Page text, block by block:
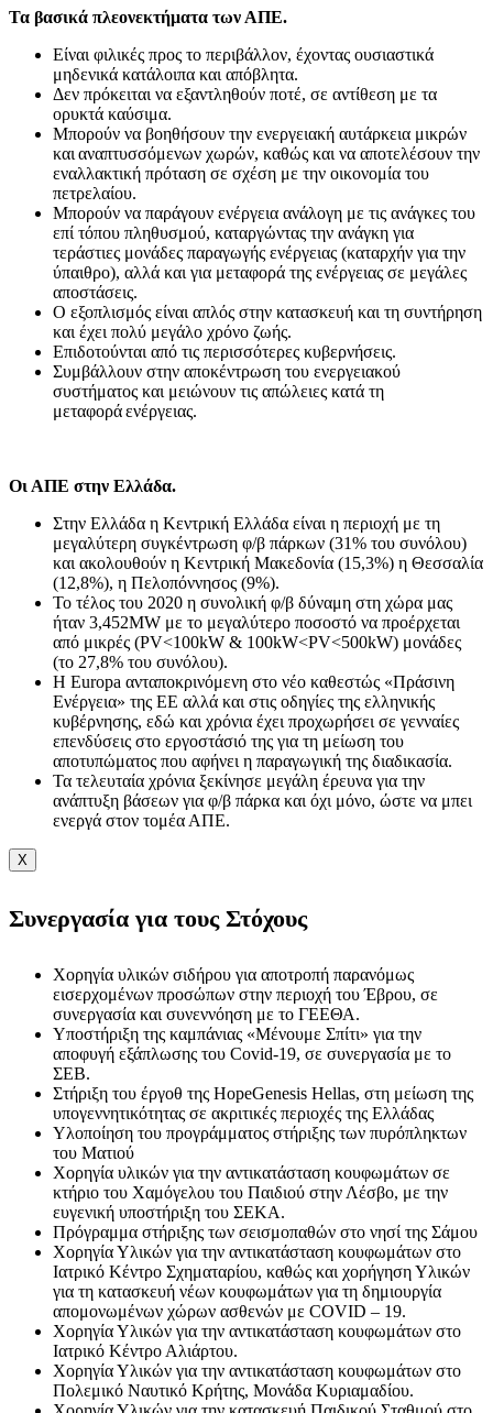
Τα βασικά πλεονεκτήματα των ΑΠΕ.
Είναι φιλικές προς το περιβάλλον, έχοντας ουσιαστικά
μηδενικά κατάλοιπα και απόβλητα.
Δεν πρόκειται να εξαντληθούν ποτέ, σε αντίθεση με τα
ορυκτά καύσιμα.
Μπορούν να βοηθήσουν την ενεργειακή αυτάρκεια μικρών
και αναπτυσσόμενων χωρών, καθώς και να αποτελέσουν την
εναλλακτική πρόταση σε σχέση με την οικονομία του
πετρελαίου.
Mπορούν να παράγουν ενέργεια ανάλογη με τις ανάγκες του
επί τόπου πληθυσμού, καταργώντας την ανάγκη για
τεράστιες μονάδες παραγωγής ενέργειας (καταρχήν για την
ύπαιθρο), αλλά και για μεταφορά της ενέργειας σε μεγάλες
αποστάσεις.
Ο εξοπλισμός είναι απλός στην κατασκευή και τη συντήρηση
και έχει πολύ μεγάλο χρόνο ζωής.
Επιδοτούνται από τις περισσότερες κυβερνήσεις.
Συμβάλλουν στην αποκέντρωση του ενεργειακού
συστήματος και μειώνουν τις απώλειες κατά τη
μεταφορά ενέργειας.
Οι ΑΠΕ στην Ελλάδα.
Στην Ελλάδα η Κεντρική Ελλάδα είναι η περιοχή με τη
μεγαλύτερη συγκέντρωση φ/β πάρκων (31% του συνόλου)
και ακολουθούν η Κεντρική Μακεδονία (15,3%) η Θεσσαλία
(12,8%), η Πελοπόννησος (9%).
Το τέλος του 2020 η συνολική φ/β δύναμη στη χώρα μας
ήταν 3,452ΜW με το μεγαλύτερο ποσοστό να προέρχεται
από μικρές (PV<100kW & 100kW<PV<500kW) μονάδες
(το 27,8% του συνόλου).
Η Εuropa ανταποκρινόμενη στο νέο καθεστώς «Πράσινη
Ενέργεια» της ΕΕ αλλά και στις οδηγίες της ελληνικής
κυβέρνησης, εδώ και χρόνια έχει προχωρήσει σε γενναίες
επενδύσεις στο εργοστάσιό της για τη μείωση του
αποτυπώματος που αφήνει η παραγωγική της διαδικασία.
Τα τελευταία χρόνια ξεκίνησε μεγάλη έρευνα για την
ανάπτυξη βάσεων για φ/β πάρκα και όχι μόνο, ώστε να μπει
ενεργά στον τομέα ΑΠΕ.
X
Συνεργασία για τους Στόχους
Χορηγία υλικών σιδήρου για αποτροπή παρανόμως
εισερχομένων προσώπων στην περιοχή του Έβρου, σε
συνεργασία και συνεννόηση με το ΓΕΕΘΑ.
Υποστήριξη της καμπάνιας «Μένουμε Σπίτι» για την
αποφυγή εξάπλωσης του Covid-19, σε συνεργασία με το
ΣΕΒ.
Στήριξη του έργοθ της HopeGenesis Hellas, στη μείωση της
υπογεννητικότητας σε ακριτικές περιοχές της Ελλάδας
Υλοποίηση του προγράμματος στήριξης των πυρόπληκτων
του Ματιού
Χορηγία υλικών για την αντικατάσταση κουφωμάτων σε
κτήριο του Χαμόγελου του Παιδιού στην Λέσβο, με την
ευγενική υποστήριξη του ΣΕΚΑ.
Πρόγραμμα στήριξης των σεισμοπαθών στο νησί της Σάμου
Χορηγία Υλικών για την αντικατάσταση κουφωμάτων στο
Ιατρικό Κέντρο Σχηματαρίου, καθώς και χορήγηση Υλικών
για τη κατασκευή νέων κουφωμάτων για τη δημιουργία
απομονωμένων χώρων ασθενών με COVID – 19.
Χορηγία Υλικών για την αντικατάσταση κουφωμάτων στο
Ιατρικό Κέντρο Αλιάρτου.
Χορηγία Υλικών για την αντικατάσταση κουφωμάτων στο
Πολεμικό Ναυτικό Κρήτης, Μονάδα Κυριαμαδίου.